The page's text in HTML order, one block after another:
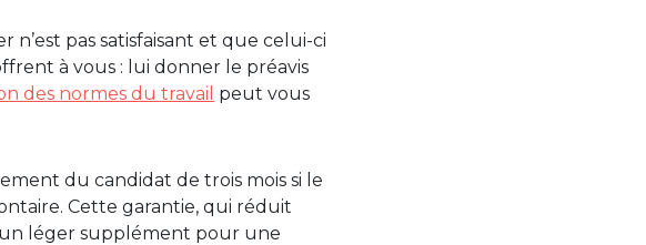
pas satisfaisant et que celui-ci
à vous : lui donner le préavis
des normes du travail peut vous
du candidat de trois mois si le
Cette garantie, qui réduit
léger supplément pour une